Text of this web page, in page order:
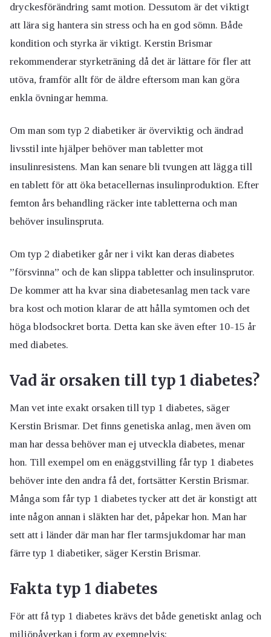
dryckesförändring samt motion. Dessutom är det viktigt
att lära sig hantera sin stress och ha en god sömn. Både
kondition och styrka är viktigt. Kerstin Brismar
rekommenderar styrketräning då det är lättare för fler att
utöva, framför allt för de äldre eftersom man kan göra
enkla övningar hemma.
Om man som typ 2 diabetiker är överviktig och ändrad
livsstil inte hjälper behöver man tabletter mot
insulinresistens. Man kan senare bli tvungen att lägga till
en tablett för att öka betacellernas insulinproduktion. Efter
femton års behandling räcker inte tabletterna och man
behöver insulinspruta.
Om typ 2 diabetiker går ner i vikt kan deras diabetes
”försvinna” och de kan slippa tabletter och insulinsprutor.
De kommer att ha kvar sina diabetesanlag men tack vare
bra kost och motion klarar de att hålla symtomen och det
höga blodsockret borta. Detta kan ske även efter 10-15 år
med diabetes.
Vad är orsaken till typ 1 diabetes?
Man vet inte exakt orsaken till typ 1 diabetes, säger
Kerstin Brismar. Det finns genetiska anlag, men även om
man har dessa behöver man ej utveckla diabetes, menar
hon. Till exempel om en enäggstvilling får typ 1 diabetes
behöver inte den andra få det, fortsätter Kerstin Brismar.
Många som får typ 1 diabetes tycker att det är konstigt att
inte någon annan i släkten har det, påpekar hon. Man har
sett att i länder där man har fler tarmsjukdomar har man
färre typ 1 diabetiker, säger Kerstin Brismar.
Fakta typ 1 diabetes
För att få typ 1 diabetes krävs det både genetiskt anlag och
miljöpåverkan i form av exempelvis: